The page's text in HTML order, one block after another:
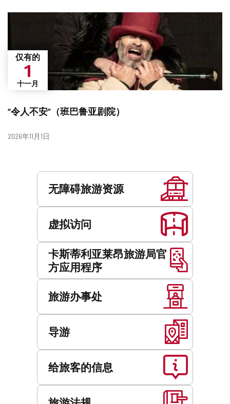
“令人不安”（班巴鲁亚剧院）
仅有的
1
十一月
日
2026年11月1日
无障碍旅游资源
虚拟访问
卡斯蒂利亚莱昂旅游局官
方应用程序
旅游办事处
导游
给旅客的信息